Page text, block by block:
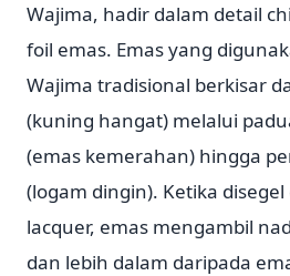
Wajima, hadir dalam detail
foil emas. Emas yang
Wajima tradisional berkisar
(kuning hangat) melalui
(emas kemerahan) hingga
(logam dingin). Ketika
lacquer, emas mengambil
dan lebih dalam daripada